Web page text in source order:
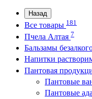
Назад
Все товары 181
Пчела Алтая 7
Бальзамы
Напитки
Пантовая
Пантовые
Пантовые